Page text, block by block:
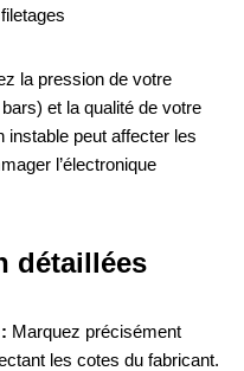
la pression de votre
et la qualité de votre
instable peut affecter les
l’électronique
détaillées
Marquez précisément
les cotes du fabricant.